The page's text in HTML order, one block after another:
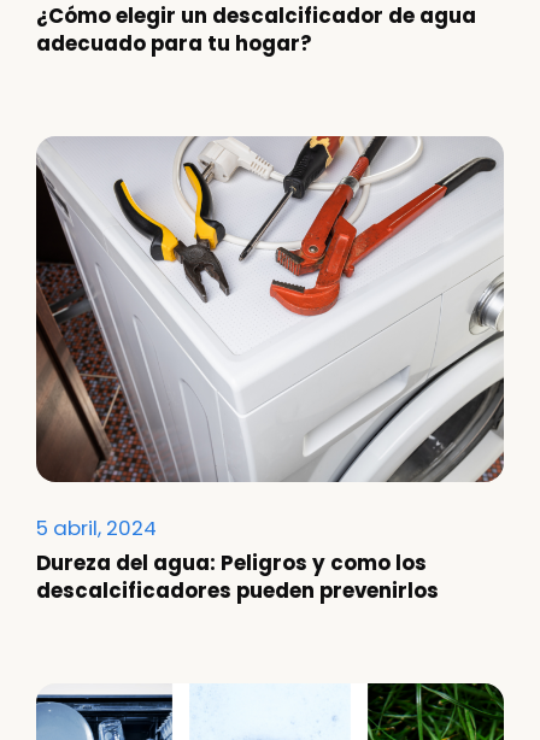
¿Cómo elegir un descalcificador de agua
adecuado para tu hogar?
5 abril, 2024
Dureza del agua: Peligros y como los
descalcificadores pueden prevenirlos